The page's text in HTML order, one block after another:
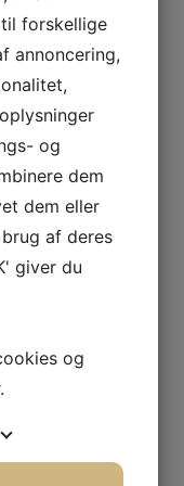
muligt. Og det
for x tusinde
til kunden.
men endnu
,EFFEKTIVITET
forskellige
annoncering,
og
dem
dem eller
af deres
giver du
og
.